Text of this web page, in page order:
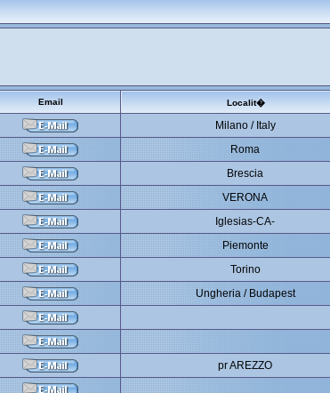
Email Localit�
Milano / Italy
Roma
Brescia
VERONA
Iglesias-CA-
Piemonte
Torino
Ungheria / Budapest
pr AREZZO